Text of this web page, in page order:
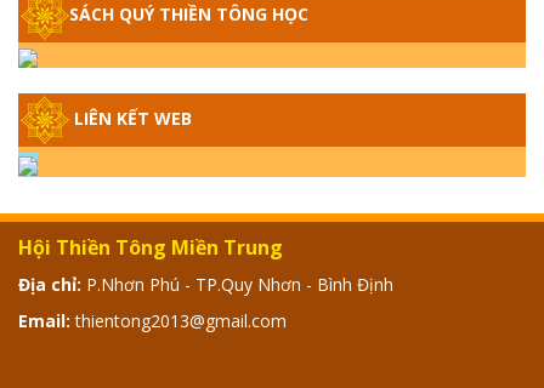
GIẢI ĐÁP THIỀN TÔNG ĐẶC BIỆT - P14 -
GIẢI ĐÁP THIỀN TÔNG ĐẶC BIỆT - P13 -
CON NGƯỜI TU THÀNH PHẬT ĐƯỢC
SỰ THẬT VỀ ĐẠI HỒNG THỦY? TRỜI ĐÁNH
THÁNH ĐÂM THẦN VẶN HỌNG?
SÁCH QUÝ THIỀN TÔNG HỌC
LIÊN KẾT WEB
Hội Thiền Tông Miền Trung
Địa chỉ: P.Nhơn Phú - TP.Quy Nhơn - Bình Định
Email: thientong2013@gmail.com